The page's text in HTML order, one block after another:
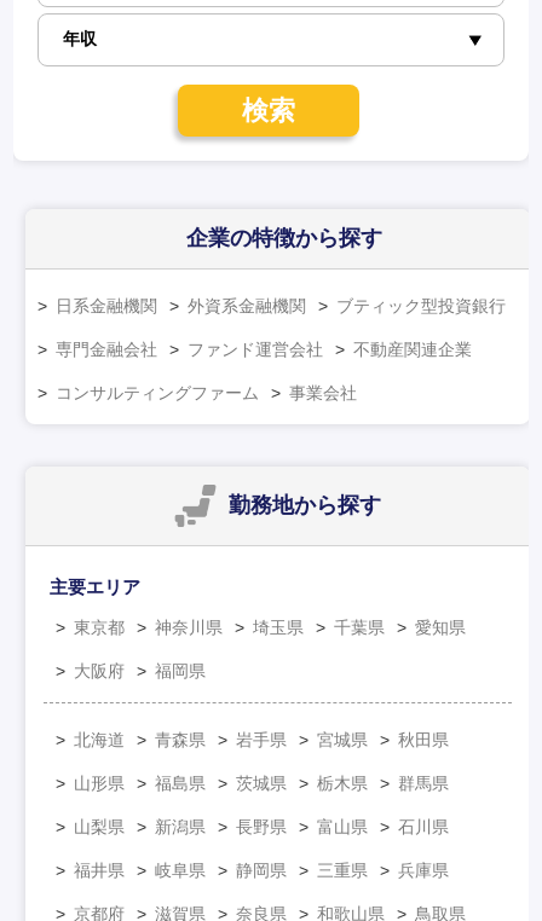
検索
企業の特徴から探す
日系金融機関 外資系金融機関 ブティック型投資銀行
専門金融会社 ファンド運営会社 不動産関連企業
コンサルティングファーム 事業会社
勤務地から探す
主要エリア
東京都 神奈川県 埼玉県 千葉県 愛知県
大阪府 福岡県
北海道 青森県 岩手県 宮城県 秋田県
山形県 福島県 茨城県 栃木県 群馬県
山梨県 新潟県 長野県 富山県 石川県
福井県 岐阜県 静岡県 三重県 兵庫県
京都府 滋賀県 奈良県 和歌山県 鳥取県